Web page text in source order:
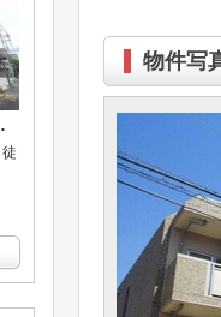
物件写
の杜